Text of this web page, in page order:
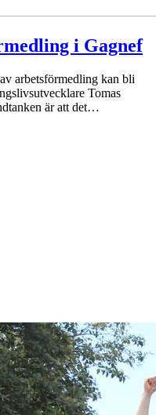
i Gagnef
arbetsförmedling kan bli
Tomas
är att det…